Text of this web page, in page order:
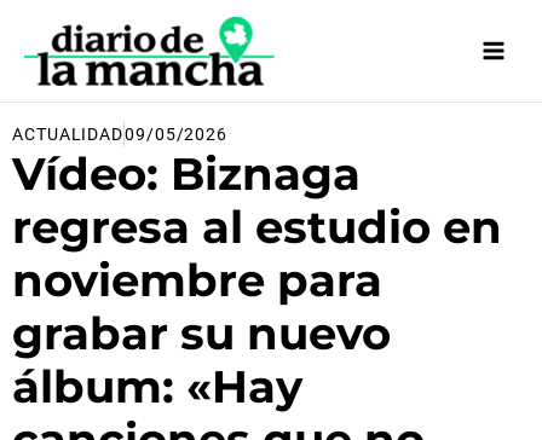
contenido
ACTUALIDAD09/05/2026
Vídeo: Biznaga
regresa al estudio en
noviembre para
grabar su nuevo
álbum: «Hay